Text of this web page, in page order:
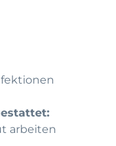
arbeiten